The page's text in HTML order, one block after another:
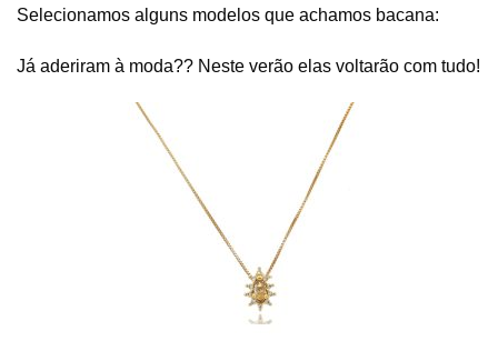
Selecionamos alguns modelos que achamos bacana:
Já aderiram à moda?? Neste verão elas voltarão com tudo!